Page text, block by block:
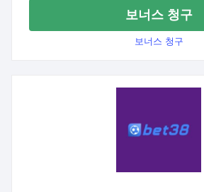
보너스 청구
보너스 청구